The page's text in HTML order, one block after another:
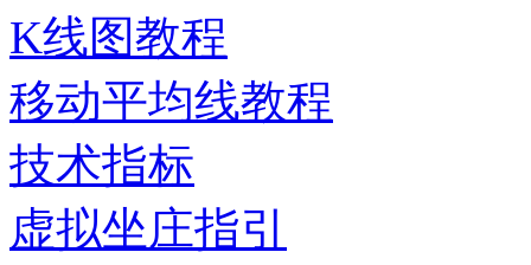
K线图教程
移动平均线教程
技术指标
虚拟坐庄指引